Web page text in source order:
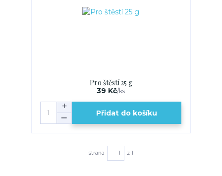
Pro štěstí 25 g
39 Kč/ks
Přidat do košíku
strana z 1